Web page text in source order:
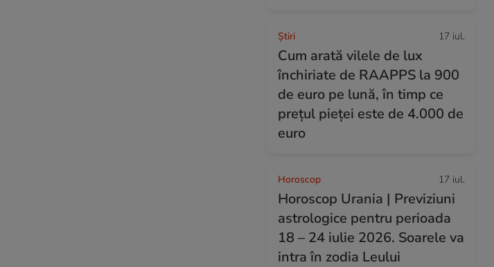
Ştiri 17 iul.
Cum arată vilele de lux
închiriate de RAAPPS la 900
de euro pe lună, în timp ce
prețul pieței este de 4.000 de
euro
Horoscop 17 iul.
Horoscop Urania | Previziuni
astrologice pentru perioada
18 – 24 iulie 2026. Soarele va
intra în zodia Leului